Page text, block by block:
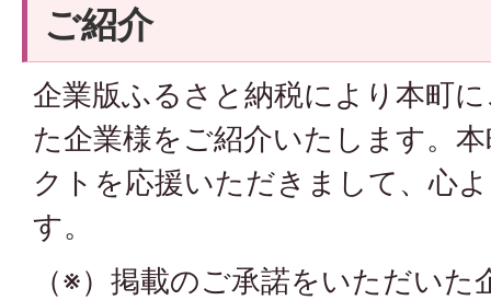
ご紹介
企業版ふるさと納税により本町
た企業様をご紹介いたします。
クトを応援いただきまして、心
す。
（※）掲載のご承諾をいただい